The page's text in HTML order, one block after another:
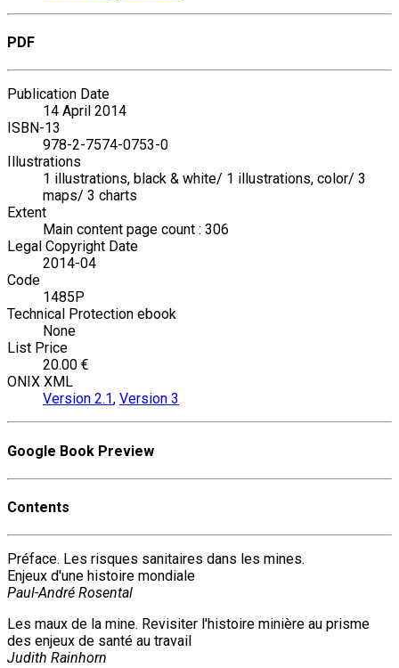
PDF
Publication Date
14 April 2014
ISBN-13
978-2-7574-0753-0
Illustrations
1 illustrations, black & white/ 1 illustrations, color/ 3
maps/ 3 charts
Extent
Main content page count : 306
Legal Copyright Date
2014-04
Code
1485P
Technical Protection ebook
None
List Price
20.00 €
ONIX XML
Version 2.1, Version 3
Google Book Preview
Contents
Préface. Les risques sanitaires dans les mines.
Enjeux d'une histoire mondiale
Paul-André Rosental
Les maux de la mine. Revisiter l'histoire minière au prisme
des enjeux de santé au travail
Judith Rainhorn